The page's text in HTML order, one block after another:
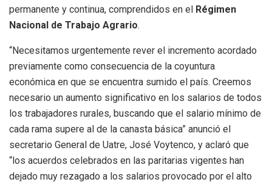
permanente y continua, comprendidos en el Régimen
Nacional de Trabajo Agrario.
“Necesitamos urgentemente rever el incremento acordado
previamente como consecuencia de la coyuntura
económica en que se encuentra sumido el país. Creemos
necesario un aumento significativo en los salarios de todos
los trabajadores rurales, buscando que el salario mínimo de
cada rama supere al de la canasta básica” anunció el
secretario General de Uatre, José Voytenco, y aclaró que
“los acuerdos celebrados en las paritarias vigentes han
dejado muy rezagado a los salarios provocado por el alto